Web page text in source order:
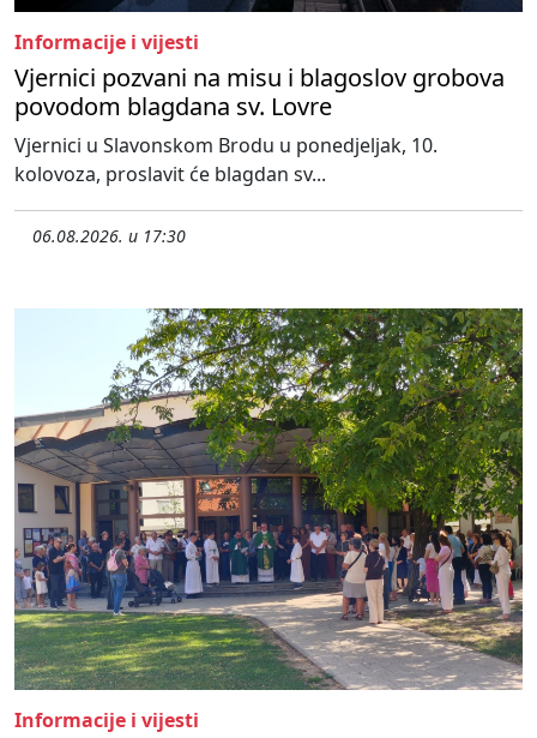
Informacije i vijesti
Vjernici pozvani na misu i blagoslov grobova
povodom blagdana sv. Lovre
Vjernici u Slavonskom Brodu u ponedjeljak, 10.
kolovoza, proslavit će blagdan sv...
06.08.2026. u 17:30
Informacije i vijesti